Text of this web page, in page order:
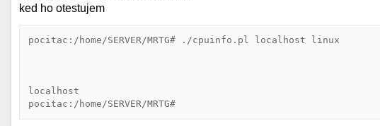
ked ho otestujem
pocitac:/home/SERVER/MRTG# ./cpuinfo.pl localhost linux
localhost